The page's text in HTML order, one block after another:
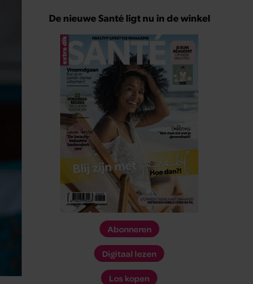
De nieuwe Santé ligt nu in de winkel
Abonneren
Digitaal lezen
Los kopen